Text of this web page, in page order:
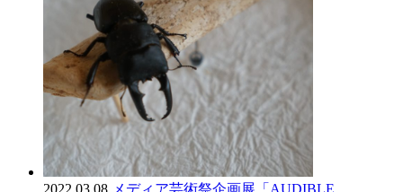
2022.03.08 メディア芸術祭企画展「AUDIBLE